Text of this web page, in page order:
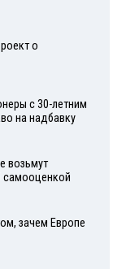
о
с 30-летним
на надбавку
возьмут
самооценкой
зачем Европе